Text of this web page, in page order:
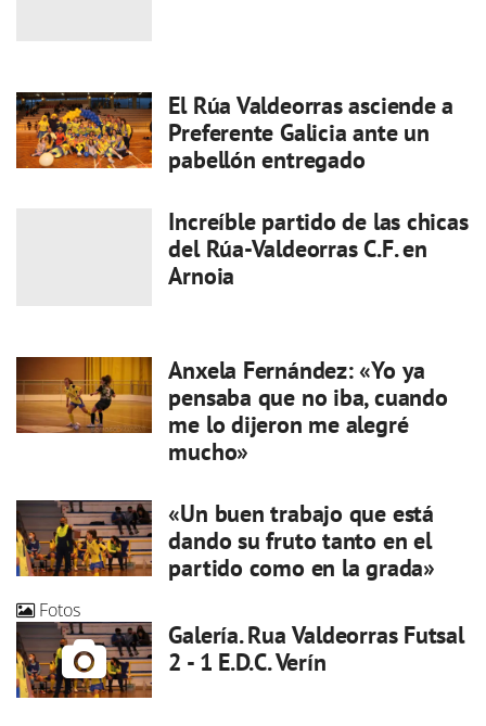
El Rúa Valdeorras asciende a
Preferente Galicia ante un
pabellón entregado
Increíble partido de las chicas
del Rúa-Valdeorras C.F. en
Arnoia
Anxela Fernández: «Yo ya
pensaba que no iba, cuando
me lo dijeron me alegré
mucho»
«Un buen trabajo que está
dando su fruto tanto en el
partido como en la grada»
Fotos
Galería. Rua Valdeorras Futsal
2 - 1 E.D.C. Verín